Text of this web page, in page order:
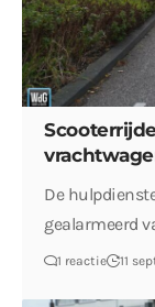
De
gealarmeerd
1 reactie 11